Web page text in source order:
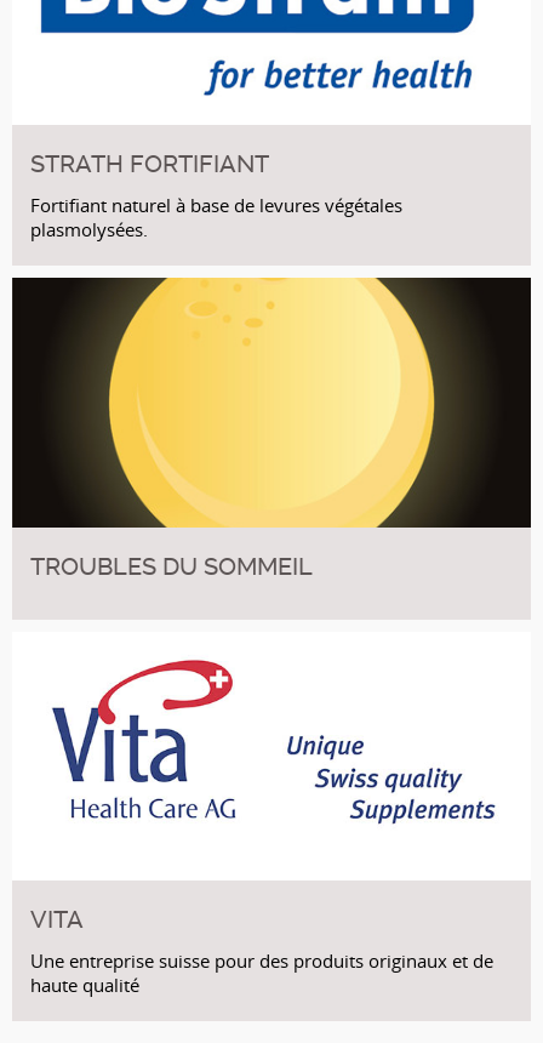
STRATH FORTIFIANT
Fortifiant naturel à base de levures végétales
plasmolysées.
TROUBLES DU SOMMEIL
VITA
Une entreprise suisse pour des produits originaux et de
haute qualité